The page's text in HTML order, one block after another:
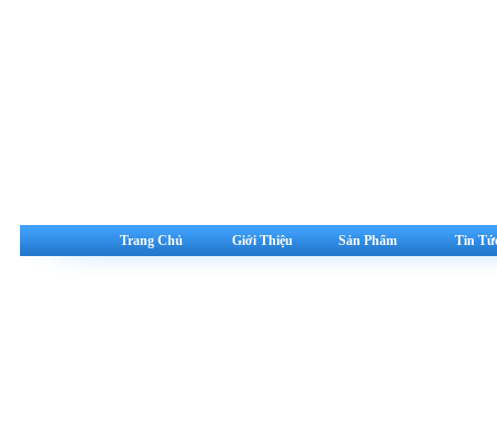
Trang Chủ Giới Thiệu Sản Phẩm Tin